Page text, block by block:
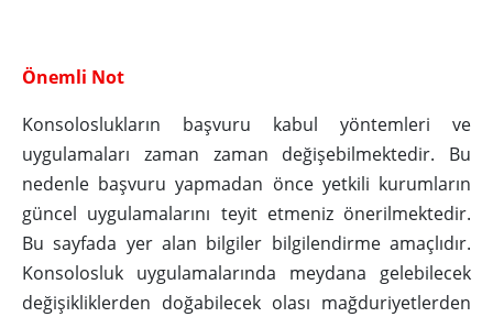
Önemli Not
Konsoloslukların başvuru kabul yöntemleri ve
uygulamaları zaman zaman değişebilmektedir. Bu
nedenle başvuru yapmadan önce yetkili kurumların
güncel uygulamalarını teyit etmeniz önerilmektedir.
Bu sayfada yer alan bilgiler bilgilendirme amaçlıdır.
Konsolosluk uygulamalarında meydana gelebilecek
değişikliklerden doğabilecek olası mağduriyetlerden